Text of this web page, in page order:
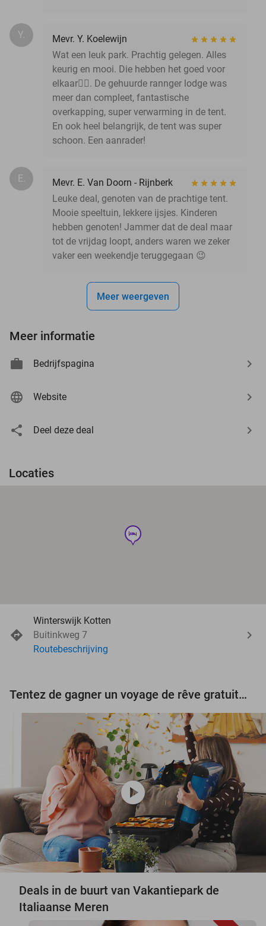
Y.
Mevr. Y. Koelewijn
Wat een leuk park. Prachtig gelegen. Alles
keurig en mooi. Die hebben het goed voor
elkaar👌🏻. De gehuurde rannger lodge was
meer dan compleet, fantastische
overkapping, super verwarming in de tent.
En ook heel belangrijk, de tent was super
schoon. Een aanrader!
E.
Mevr. E. Van Doorn - Rijnberk
Leuke deal, genoten van de prachtige tent.
Mooie speeltuin, lekkere ijsjes. Kinderen
hebben genoten! Jammer dat de deal maar
tot de vrijdag loopt, anders waren we zeker
vaker een weekendje teruggegaan 😉
Meer weergeven
Meer informatie
Bedrijfspagina
Website
Deel deze deal
Locaties
hotel
Winterswijk Kotten
Buitinkweg 7
Routebeschrijving
Tentez de gagner un voyage de rêve gratuit d'une valeur de 3.000 € !
play_circle
Deals in de buurt van Vakantiepark de
Italiaanse Meren